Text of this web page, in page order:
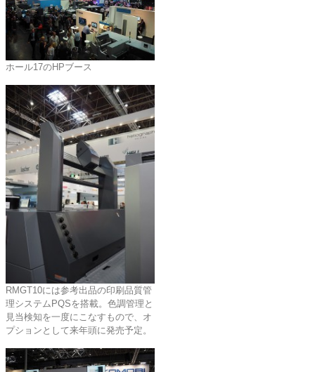
ホール17のHPブース
RMGT10には参考出品の印刷品質管
理システムPQSを搭載。色調管理と
見当検知を一度にこなすもので、オ
プションとして来年頭に発売予定。